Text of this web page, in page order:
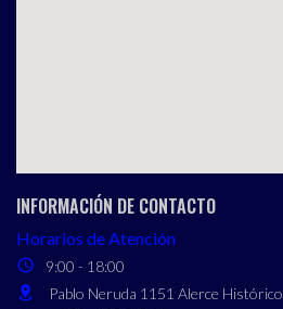
INFORMACIÓN DE CONTACTO
Horarios de Atención
9:00 - 18:00
Pablo Neruda 1151 Alerce Histórico ,